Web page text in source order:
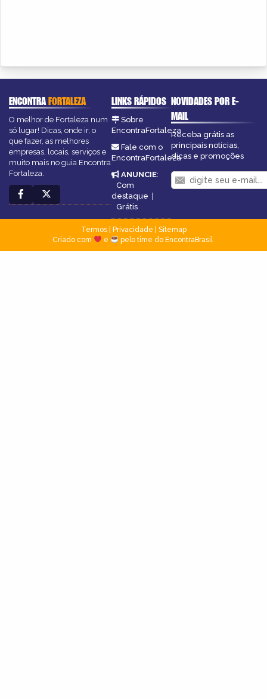
ENCONTRAFORTALEZA
O melhor de Fortaleza num
só lugar! Dicas, onde ir, o
que fazer, as melhores
empresas, locais, serviços e
muito mais no guia Encontra
Fortaleza.
LINKS RÁPIDOS
Sobre
EncontraFortaleza
Fale com o
EncontraFortaleza
ANUNCIE:
Com
destaque |
Grátis
NOVIDADES POR E-
MAIL
Receba grátis as
principais notícias,
dicas e promoções
Termos| Privacidade
Sitemap
Criado com
e pelo time do EncontraBrasil